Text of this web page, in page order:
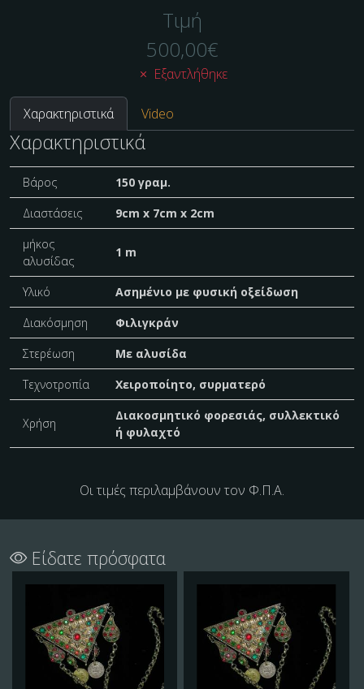
Τιμή
500,00€
Εξαντλήθηκε
Χαρακτηριστικά Video
Χαρακτηριστικά
Βάρος
150 γραμ.
Διαστάσεις
9cm x 7cm x 2cm
μήκος
αλυσίδας
1 m
Υλικό
Ασημένιο με φυσική οξείδωση
Διακόσμηση
Φιλιγκράν
Στερέωση
Με αλυσίδα
Τεχνοτροπία
Χειροποίητο, συρματερό
Χρήση
Διακοσμητικό φορεσιάς, συλλεκτικό
ή φυλαχτό
Οι τιμές περιλαμβάνουν τον Φ.Π.Α.
Είδατε πρόσφατα